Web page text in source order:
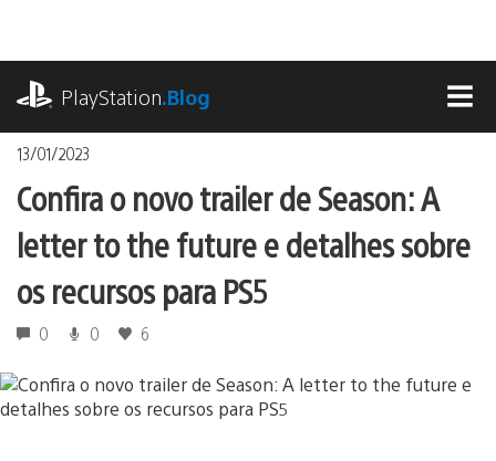
o
conteúdo
PlayStation.Blog
13/01/2023
Confira o novo trailer de Season: A
letter to the future e detalhes sobre
os recursos para PS5
0 0 6